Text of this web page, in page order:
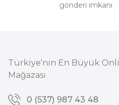
gönderi imkanı
Türkiye'nin En Büyük
Mağazası
0 (537) 987 43 48